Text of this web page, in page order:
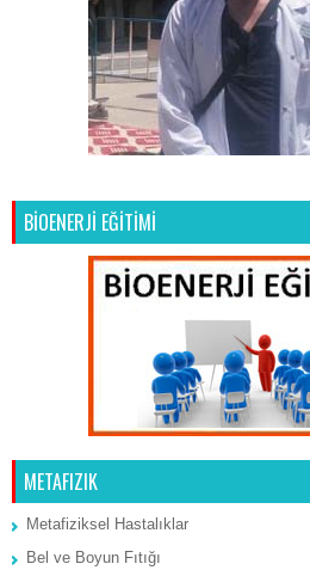
BİOENERJİ EĞİTİMİ
METAFIZIK
Metafiziksel Hastalıklar
Bel ve Boyun Fıtığı